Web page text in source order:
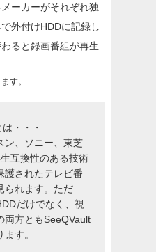
ーカーがそれぞれ独
外付けHDDに記録し
ると録画番組が再生
す。
・・・
ン、ソニー、東芝
互換性のある技術
護されたテレビ番
られます。ただ
だけでなく、視
両方ともSeeQVault
す。